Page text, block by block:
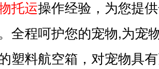
托运操作经验，为您提
全程呵护您的宠物,为宠
塑料航空箱，对宠物具